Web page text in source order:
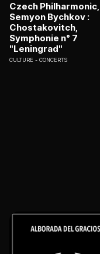
Czech Philharmonic,
Semyon Bychkov :
Chostakovitch,
Symphonie n° 7
"Leningrad"
CULTURE CONCERTS